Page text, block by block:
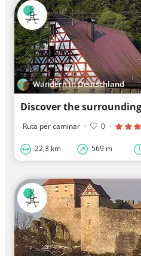
Wandern in Deutschland
Discover the
Ruta per caminar · 0 ·
22,3 km 569 m